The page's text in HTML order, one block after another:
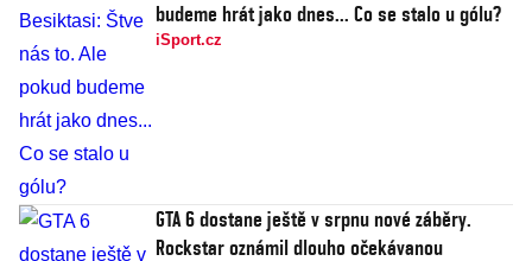
budeme hrát jako dnes... Co se stalo u gólu?
iSport.cz
GTA 6 dostane ještě v srpnu nové záběry.
Rockstar oznámil dlouho očekávanou